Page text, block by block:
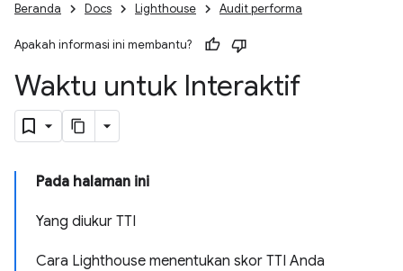
Beranda Docs Lighthouse Audit performa
Apakah informasi ini membantu?
Waktu untuk Interaktif
Pada halaman ini
Yang diukur TTI
Cara Lighthouse menentukan skor TTI Anda